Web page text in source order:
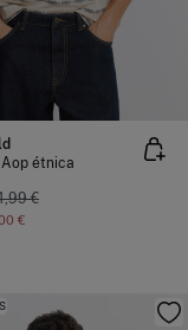
étnica
€
€